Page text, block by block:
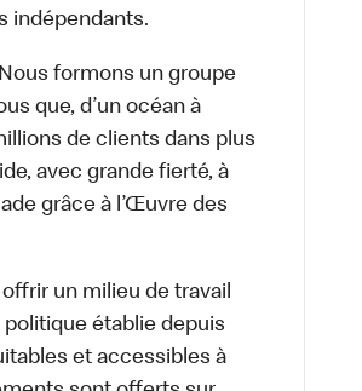
indépendants.
formons un groupe
que, d’un océan à
de clients dans plus
avec grande fierté, à
grâce à l’Œuvre des
offrir un milieu de travail
établie depuis
et accessibles à